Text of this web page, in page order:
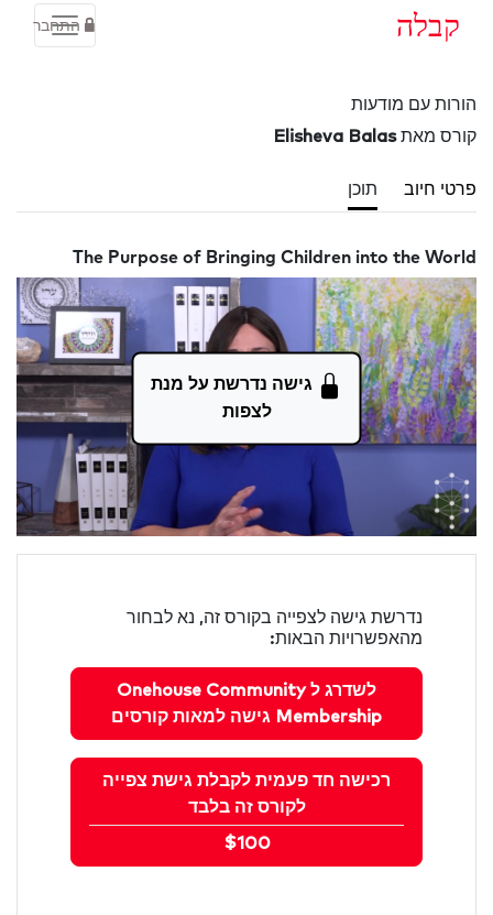
קבלה התחבר
הורות עם מודעות
קורס מאתElisheva Balas
פרטי חיוב תוכן
The Purpose of Bringing Children into the World
גישה נדרשת על מנת
לצפות
נדרשת גישה לצפייה בקורס זה, נא לבחור
מהאפשרויות הבאות:
לשדרג ל Onehouse Community
Membership גישה למאות קורסים
רכישה חד פעמית לקבלת גישת צפייה
לקורס זה בלבד
$100